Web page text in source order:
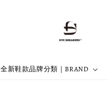
全新鞋款品牌分類｜BRAND